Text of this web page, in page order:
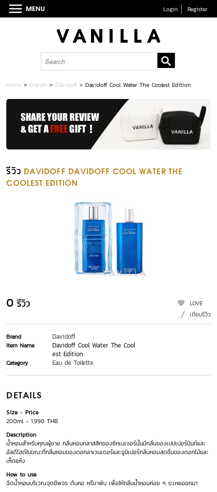
Login Register
Home > Brands > Davidoff >Davidoff​ Cool​ Water​ The​ Cool​est​ Edition
รีวิว DAVIDOFF DAVIDOFF​ COOL​ WATER​ THE​
COOL​EST​ EDITION
0 รีวิว
LOVE
เขียนรีวิว
Brand Davidoff
Item Name
Davidoff​ Cool​ Water​ The​ Cool​
est​ Edition
Category Eau de Toilette
DETAILS
Size
Price
200ml
1,990 THB
Description
น้ำหอมสำหรับคุณผู้ชาย กลิ่นหอมคลาสสิกของซิกเนเจอร์นั้นมีกลิ่นของเปปเปอร์มินท์และ
อัลดีไฮด์ในขณะที่กลิ่นหอมของดอกลาเวนเดอร์และจูนิเปอร์กลิ่นหอมสดชื่นของดอกไม้และ
เห็ดแห้ง
How to use
ฉีดน้ำหอมบริเวณจุดชีพจร ต้นคอ หรืขาพับ เพื่อให้กลิ่นน้ำหอมค่อย ๆ ระเหยออกมา